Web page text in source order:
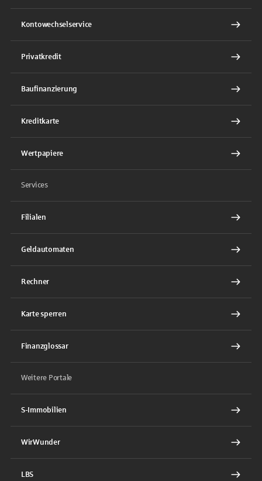
Kontowechselservice
Privatkredit
Baufinanzierung
Kreditkarte
Wertpapiere
Services
Filialen
Geldautomaten
Rechner
Karte sperren
Finanzglossar
Weitere Portale
S-Immobilien
WirWunder
LBS